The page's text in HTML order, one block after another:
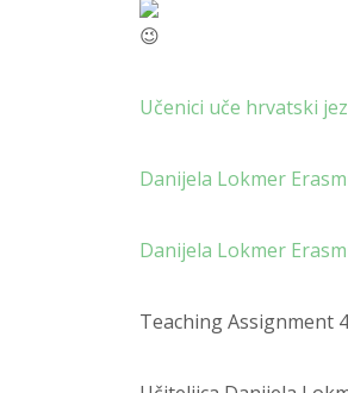
Učenici uče hrvatski
Danijela Lokmer
Danijela Lokmer
Teaching Assignment